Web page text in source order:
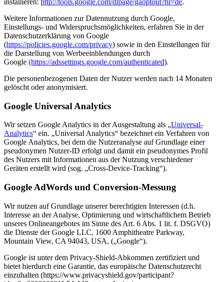
Weitere Informationen zur Datennutzung durch Google,
Einstellungs- und Widerspruchsmöglichkeiten, erfahren Sie in der
Datenschutzerklärung von Google
(https://policies.google.com/privacy) sowie in den Einstellungen für
die Darstellung von Werbeeinblendungen durch
Google (https://adssettings.google.com/authenticated).
Die personenbezogenen Daten der Nutzer werden nach 14 Monaten
gelöscht oder anonymisiert.
Google Universal Analytics
Wir setzen Google Analytics in der Ausgestaltung als „Universal-
Analytics“ ein. „Universal Analytics“ bezeichnet ein Verfahren von
Google Analytics, bei dem die Nutzeranalyse auf Grundlage einer
pseudonymen Nutzer-ID erfolgt und damit ein pseudonymes Profil
des Nutzers mit Informationen aus der Nutzung verschiedener
Geräten erstellt wird (sog. „Cross-Device-Tracking“).
Google AdWords und Conversion-Messung
Wir nutzen auf Grundlage unserer berechtigten Interessen (d.h.
Interesse an der Analyse, Optimierung und wirtschaftlichem Betrieb
unseres Onlineangebotes im Sinne des Art. 6 Abs. 1 lit. f. DSGVO)
die Dienste der Google LLC, 1600 Amphitheatre Parkway,
Mountain View, CA 94043, USA, („Google“).
Google ist unter dem Privacy-Shield-Abkommen zertifiziert und
bietet hierdurch eine Garantie, das europäische Datenschutzrecht
einzuhalten (https://www.privacyshield.gov/participant?